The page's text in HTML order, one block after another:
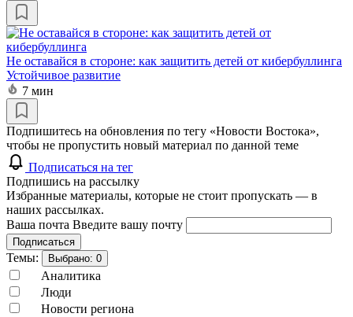
Не оставайся в стороне: как защитить детей от кибербуллинга
Устойчивое развитие
7 мин
Подпишитесь на обновления по тегу «Новости Востока»,
чтобы не пропустить новый материал по данной теме
Подписаться на тег
Подпишись на рассылку
Избранные материалы, которые не стоит пропускать — в
наших рассылках.
Ваша почта Введите вашу почту
Подписаться
Темы: Выбрано: 0
Аналитика
Люди
Новости региона